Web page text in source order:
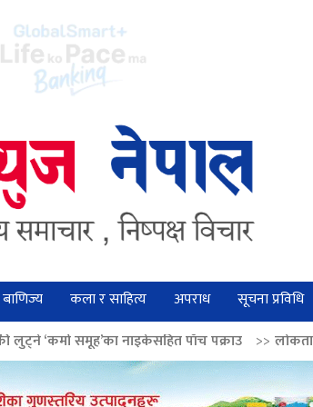
कला र साहित्य अपराध सूचना प्रविधि
नाइकेसहित पाँच पक्राउ >>लोकतान्त्रिक मूल्य सुदृढ